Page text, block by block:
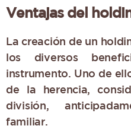
Ventajas del
La creación de un
los diversos
instrumento. Uno de
de la herencia,
división,
familiar.